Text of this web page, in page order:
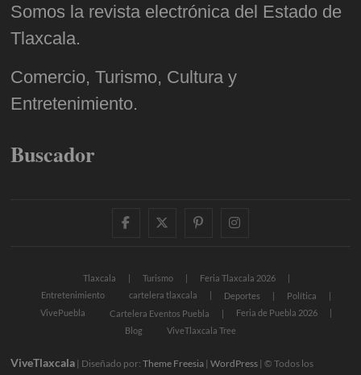
Somos la revista electrónica del Estado de
Tlaxcala.
Comercio, Turismo, Cultura y
Entretenimiento.
Buscador
facebooktwitter
pinterestinstagram
Tlaxcala Turismo
Feria Tlaxcala 2026
Entretenimiento
cartelera tlaxcala Deportes
Política
VivePuebla
Cartelera Eventos Puebla
Feria de Puebla 2026
Blog
ViveTlaxcala Tree
ViveTlaxcala | Diseñado por:Theme Freesia |WordPress | © Todos los